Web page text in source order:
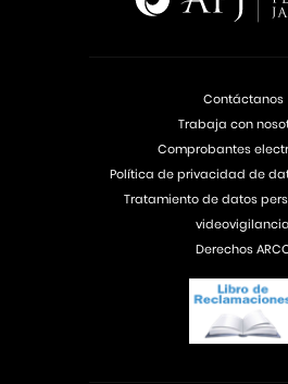
Contáctanos
Trabaja con
Comprobantes
Política de privacidad de
Tratamiento de datos
videovigilancia
Derechos